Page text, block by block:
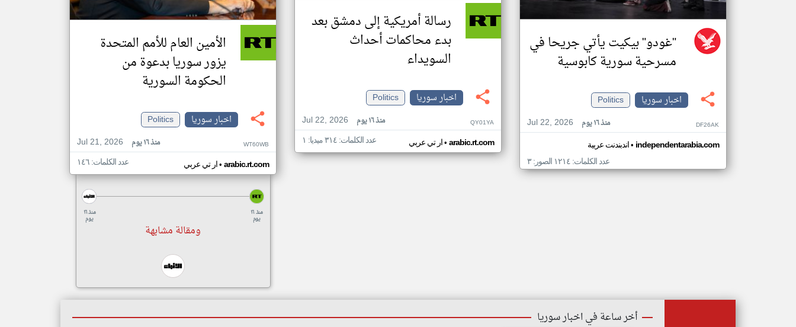
"غودو" بيكيت يأتي جريحا في
مسرحية سورية كابوسية
اخبار سوريا
Politics
Jul 22, 2026
منذ ١٦ يوم DF26AK
اندبندنت عربية• independentarabia.com
عدد الكلمات: ١٢١٤ الصور: ٣
رسالة أمريكية إلى دمشق بعد
بدء محاكمات أحداث
السويداء
اخبار سوريا
Politics
Jul 22, 2026
منذ ١٦ يوم QY01YA
ار تي عربي• arabic.rt.com عدد الكلمات: ٣١٤ ميديا: ١
الأمين العام للأمم المتحدة
يزور سوريا بدعوة من
الحكومة السورية
اخبار سوريا
Politics
Jul 21, 2026
منذ ١٦ يوم WT60WB
ار تي عربي• arabic.rt.com عدد الكلمات: ١٤٦
منذ ١٦
يوم
منذ ١٦
يوم
ومقالة مشابهة
أخر ساعة في اخبار سوريا